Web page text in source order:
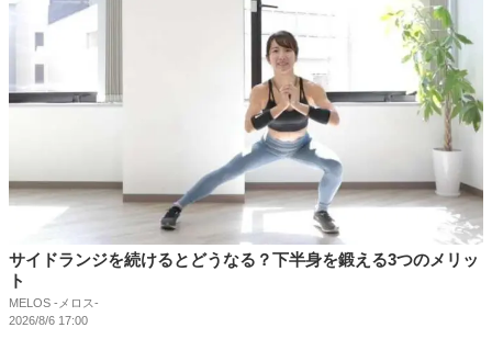
サイドランジを続けるとどうなる？下半身を鍛える3つのメリッ
ト
MELOS -メロス-
2026/8/6 17:00